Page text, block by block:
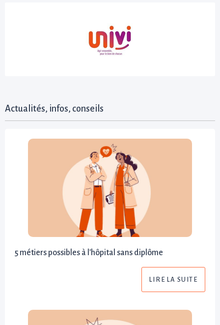
Actualités, infos, conseils
5 métiers possibles à l'hôpital sans diplôme
LIRE LA SUITE